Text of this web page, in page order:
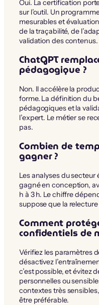
Oui. La certification
sur l’outil. Un
mesurables et
de la traçabilité, de
validation des contenus.
ChatGPT
pédagogique ?
Non. Il accélère la
forme. La définition du
pédagogiques et la
l’expert. Le métier se
pas.
Combien de
gagner ?
Les analyses du secteur
gagné en conception,
h à 3 h. Le chiffre
suppose que la
Comment
confidentiels de
Vérifiez les paramètres
désactivez
c’est possible, et évitez
personnelles ou
contextes très
être préférable.